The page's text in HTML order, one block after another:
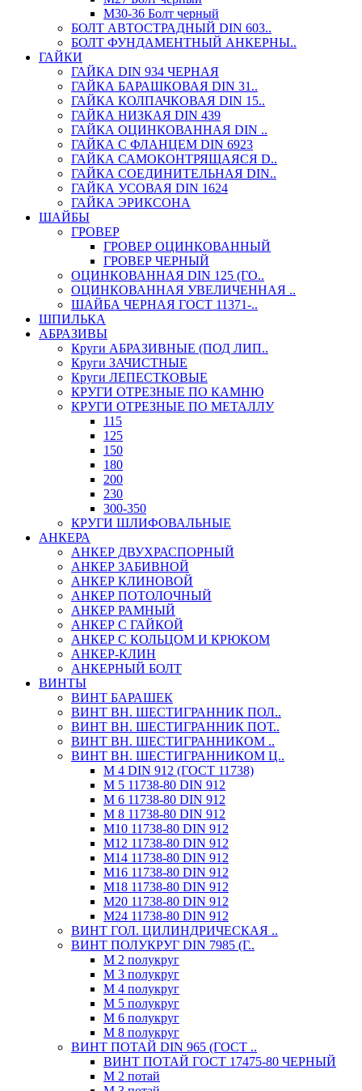
М30-36 Болт черный
БОЛТ АВТОСТРАДНЫЙ DIN 603..
БОЛТ ФУНДАМЕНТНЫЙ АНКЕРНЫ..
ГАЙКИ
ГАЙКА DIN 934 ЧЕРНАЯ
ГАЙКА БАРАШКОВАЯ DIN 31..
ГАЙКА КОЛПАЧКОВАЯ DIN 15..
ГАЙКА НИЗКАЯ DIN 439
ГАЙКА ОЦИНКОВАННАЯ DIN ..
ГАЙКА С ФЛАНЦЕМ DIN 6923
ГАЙКА САМОКОНТРЯЩАЯСЯ D..
ГАЙКА СОЕДИНИТЕЛЬНАЯ DIN..
ГАЙКА УСОВАЯ DIN 1624
ГАЙКА ЭРИКСОНА
ШАЙБЫ
ГРОВЕР
ГРОВЕР ОЦИНКОВАННЫЙ
ГРОВЕР ЧЕРНЫЙ
ОЦИНКОВАННАЯ DIN 125 (ГО..
ОЦИНКОВАННАЯ УВЕЛИЧЕННАЯ ..
ШАЙБА ЧЕРНАЯ ГОСТ 11371-..
ШПИЛЬКА
АБРАЗИВЫ
Круги АБРАЗИВНЫЕ (ПОД ЛИП..
Круги ЗАЧИСТНЫЕ
Круги ЛЕПЕСТКОВЫЕ
КРУГИ ОТРЕЗНЫЕ ПО КАМНЮ
КРУГИ ОТРЕЗНЫЕ ПО МЕТАЛЛУ
115
125
150
180
200
230
300-350
КРУГИ ШЛИФОВАЛЬНЫЕ
АНКЕРА
АНКЕР ДВУХРАСПОРНЫЙ
АНКЕР ЗАБИВНОЙ
АНКЕР КЛИНОВОЙ
АНКЕР ПОТОЛОЧНЫЙ
АНКЕР РАМНЫЙ
АНКЕР С ГАЙКОЙ
АНКЕР С КОЛЬЦОМ И КРЮКОМ
АНКЕР-КЛИН
АНКЕРНЫЙ БОЛТ
ВИНТЫ
ВИНТ БАРАШЕК
ВИНТ ВН. ШЕСТИГРАННИК ПОЛ..
ВИНТ ВН. ШЕСТИГРАННИК ПОТ..
ВИНТ ВН. ШЕСТИГРАННИКОМ ..
ВИНТ ВН. ШЕСТИГРАННИКОМ Ц..
М 4 DIN 912 (ГОСТ 11738)
М 5 11738-80 DIN 912
М 6 11738-80 DIN 912
М 8 11738-80 DIN 912
М10 11738-80 DIN 912
М12 11738-80 DIN 912
М14 11738-80 DIN 912
М16 11738-80 DIN 912
М18 11738-80 DIN 912
М20 11738-80 DIN 912
М24 11738-80 DIN 912
ВИНТ ГОЛ. ЦИЛИНДРИЧЕСКАЯ ..
ВИНТ ПОЛУКРУГ DIN 7985 (Г..
М 2 полукруг
М 3 полукруг
М 4 полукруг
М 5 полукруг
М 6 полукруг
М 8 полукруг
ВИНТ ПОТАЙ DIN 965 (ГОСТ ..
ВИНТ ПОТАЙ ГОСТ 17475-80 ЧЕРНЫЙ
М 2 потай